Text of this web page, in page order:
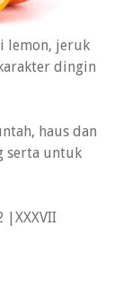
lemon, jeruk
dingin
haus dan
serta untuk
|XXXVII